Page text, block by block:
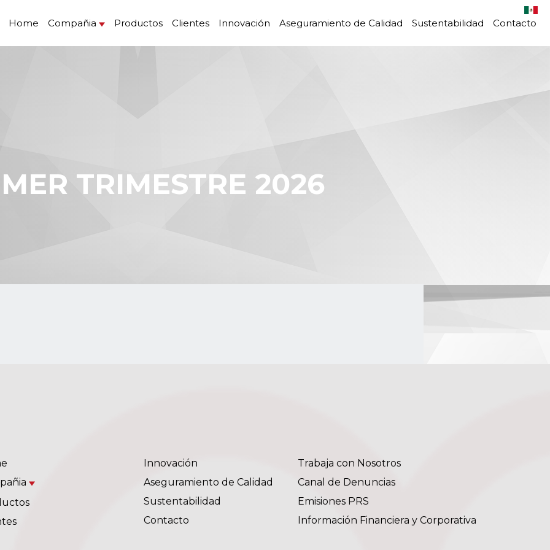
Home Compañia Productos Clientes Innovación Aseguramiento de Calidad Sustentabilidad Contacto
TRIMESTRE 2026
Innovación
Aseguramiento de Calidad
Sustentabilidad
Contacto
Trabaja con Nosotros
Canal de Denuncias
Emisiones PRS
Información Financiera y Corporativa